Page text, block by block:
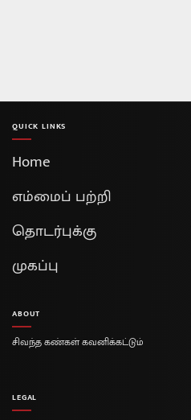
QUICK LINKS
Home
எம்மைப் பற்றி
தொடர்புக்கு
முகப்பு
ABOUT
சிவந்த கண்கள் கவனிக்கட்டும்
LEGAL